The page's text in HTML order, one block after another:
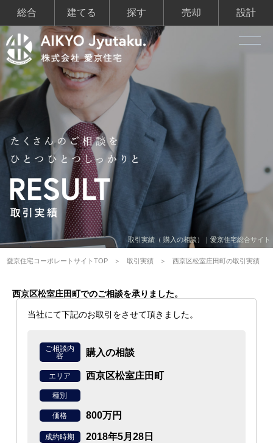
総合 建てる 探す 売却 設計
取引実績（ 購入の相談）｜愛京住宅総合サイト
愛京住宅コーポレートサイトTOP 取引実績 西京区松室庄田町の取引実績
西京区松室庄田町でのご相談を承りました。
当社にて下記のお取引をさせて頂きました。
ご相談内
容
購入の相談
エリア 西京区松室庄田町
種別
価格 800万円
成約時期 2018年5月28日